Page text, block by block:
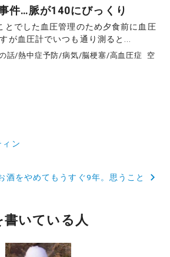
件…脈が140にびっくり
とでした血圧管理のため夕食前に血圧
が血圧計でいつも通り測ると...
話/熱中症予防/病気/脳梗塞/高血圧症
空
ィン
酒をやめてもうすぐ9年。思うこと
いている人